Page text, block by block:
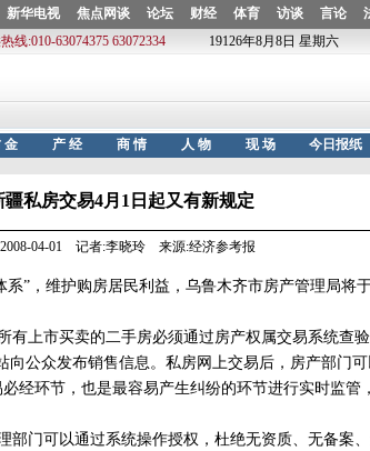
疆私房交易4月1日起又有新规定
04-01 记者:李晓玲 来源:经济参考报
，维护购房居民利益，乌鲁木齐市房产管理局将
上市买卖的二手房必须通过房产权属交易系统查
向公众发布销售信息。私房网上交易后，房产部门
经环节，也是最容易产生纠纷的环节进行实时监管
门可以通过系统操作授权，杜绝无资质、无备案、